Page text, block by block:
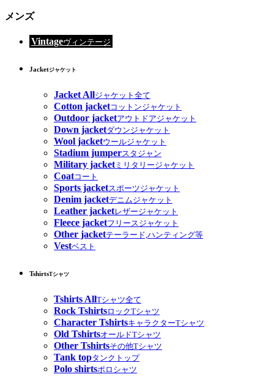
メンズ
Vintageヴィンテージ
Jacketジャケット
Jacket Allジャケット全て
Cotton jacketコットンジャケット
Outdoor jacketアウトドアジャケット
Down jacketダウンジャケット
Wool jacketウールジャケット
Stadium jumperスタジャン
Military jacketミリタリージャケット
Coatコート
Sports jacketスポーツジャケット
Denim jacketデニムジャケット
Leather jacketレザージャケット
Fleece jacketフリースジャケット
Other jacketテーラード,ハンティング等
Vestベスト
TshirtsTシャツ
Tshirts AllTシャツ全て
Rock TshirtsロックTシャツ
Character TshirtsキャラクターTシャツ
Old TshirtsオールドTシャツ
Other Tshirtsその他Tシャツ
Tank topタンクトップ
Polo shirtsポロシャツ